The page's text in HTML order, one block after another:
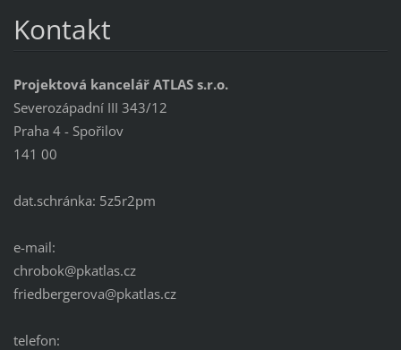
Kontakt
Projektová kancelář ATLAS s.r.o.
Severozápadní III 343/12
Praha 4 - Spořilov
141 00
dat.schránka: 5z5r2pm
e-mail:
chrobok@pkatlas.cz
friedbergerova@pkatlas.cz
telefon: